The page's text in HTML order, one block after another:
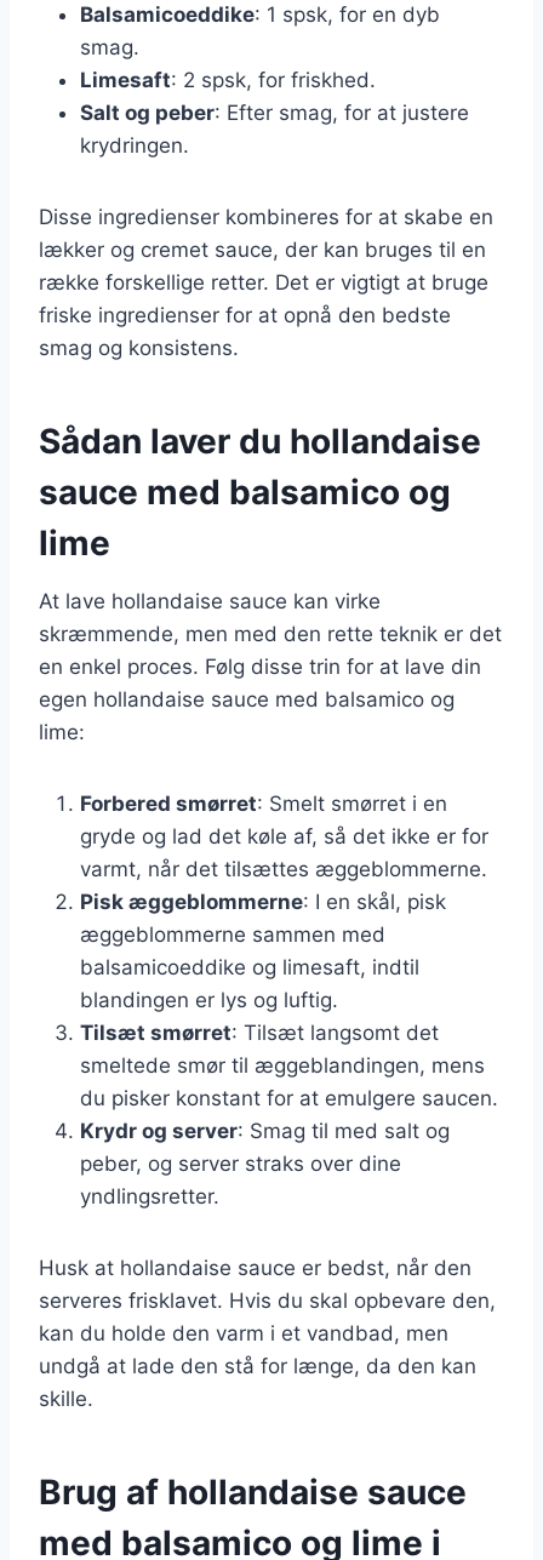
Balsamicoeddike: 1 spsk, for en dyb
smag.
Limesaft: 2 spsk, for friskhed.
Salt og peber: Efter smag, for at justere
krydringen.
Disse ingredienser kombineres for at skabe en
lækker og cremet sauce, der kan bruges til en
række forskellige retter. Det er vigtigt at bruge
friske ingredienser for at opnå den bedste
smag og konsistens.
Sådan laver du hollandaise
sauce med balsamico og
lime
At lave hollandaise sauce kan virke
skræmmende, men med den rette teknik er det
en enkel proces. Følg disse trin for at lave din
egen hollandaise sauce med balsamico og
lime:
Forbered smørret: Smelt smørret i en
gryde og lad det køle af, så det ikke er for
varmt, når det tilsættes æggeblommerne.
Pisk æggeblommerne: I en skål, pisk
æggeblommerne sammen med
balsamicoeddike og limesaft, indtil
blandingen er lys og luftig.
Tilsæt smørret: Tilsæt langsomt det
smeltede smør til æggeblandingen, mens
du pisker konstant for at emulgere saucen.
Krydr og server: Smag til med salt og
peber, og server straks over dine
yndlingsretter.
Husk at hollandaise sauce er bedst, når den
serveres frisklavet. Hvis du skal opbevare den,
kan du holde den varm i et vandbad, men
undgå at lade den stå for længe, da den kan
skille.
Brug af hollandaise sauce
med balsamico og lime i